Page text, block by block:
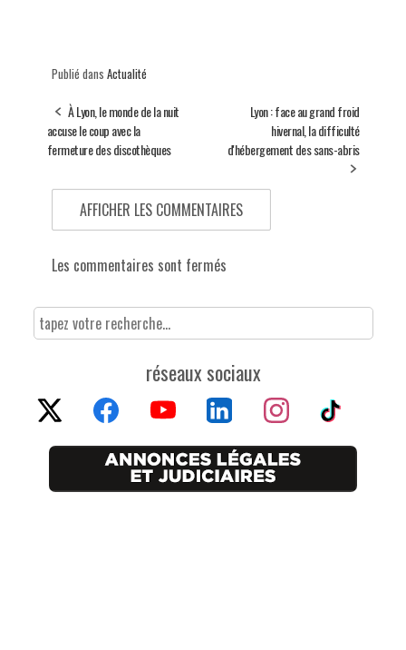
Publié dans Actualité
À Lyon, le monde de la nuit
accuse le coup avec la
fermeture des discothèques
Lyon : face au grand froid
hivernal, la difficulté
d'hébergement des sans-abris
AFFICHER LES COMMENTAIRES
Les commentaires sont fermés
réseaux sociaux